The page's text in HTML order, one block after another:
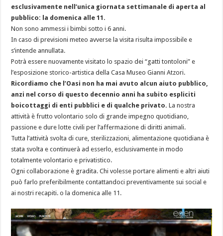
esclusivamente nell’unica giornata settimanale di aperta al
pubblico: la domenica alle 11.
Non sono ammessi i bimbi sotto i 6 anni.
In caso di previsioni meteo avverse la visita risulta impossibile e
s’intende annullata.
Potrà essere nuovamente visitato lo spazio dei “gatti tontoloni” e
l’esposizione storico-artistica della Casa Museo Gianni Atzori.
Ricordiamo che l’Oasi non ha mai avuto alcun aiuto pubblico,
anzi nel corso di questo decennio anni ha subito espliciti
boicottaggi di enti pubblici e di qualche privato. La nostra
attività è frutto volontario solo di grande impegno quotidiano,
passione e dure lotte civili per l’affermazione di diritti animali.
Tutta l’attività svolta di cure, sterilizzazioni, alimentazione quotidiana è
stata svolta e continuerà ad esserlo, esclusivamente in modo
totalmente volontario e privatistico.
Ogni collaborazione è gradita. Chi volesse portare alimenti e altri aiuti
può farlo preferibilmente contattandoci preventivamente sui social e
ai nostri recapiti. o la domenica alle 11.